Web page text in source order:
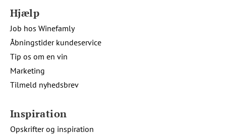
Hjælp
Job hos Winefamly
Åbningstider kundeservice
Tip os om en vin
Marketing
Tilmeld nyhedsbrev
Inspiration
Opskrifter og inspiration